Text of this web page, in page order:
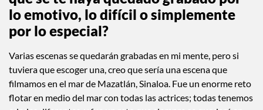
¿Hubo alguna escena o día de rodaje
lo emotivo, lo difícil o simplemente
por lo especial?
Varias escenas se quedarán grabadas en mi mente, pero si